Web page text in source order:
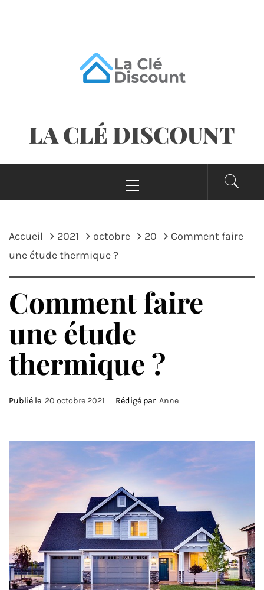
LA CLÉ DISCOUNT
principal
Accueil 2021 octobre 20
Comment faire
une étude thermique ?
Comment faire
une étude
thermique ?
Publié le 20 octobre 2021 Rédigé par Anne